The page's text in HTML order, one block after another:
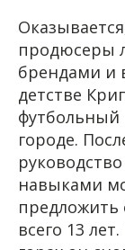
продюсеры
брендами и
детстве
футбольный
городе.
навыками
предложить
всего 13